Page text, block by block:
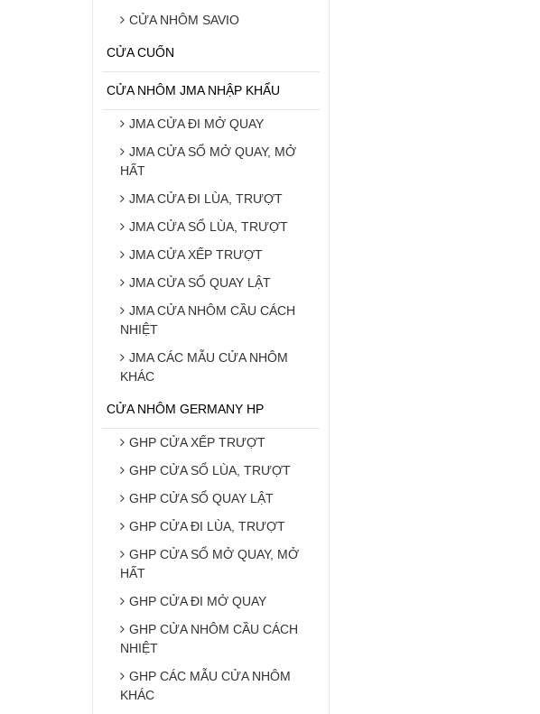
CỬA NHÔM SAVIO
CỬA CUỐN
CỬA NHÔM JMA NHẬP KHẨU
JMA CỬA ĐI MỞ QUAY
JMA CỬA SỔ MỞ QUAY, MỞ
HẤT
JMA CỬA ĐI LÙA, TRƯỢT
JMA CỬA SỔ LÙA, TRƯỢT
JMA CỬA XẾP TRƯỢT
JMA CỬA SỔ QUAY LẬT
JMA CỬA NHÔM CẦU CÁCH
NHIỆT
JMA CÁC MẪU CỬA NHÔM
KHÁC
CỬA NHÔM GERMANY HP
GHP CỬA XẾP TRƯỢT
GHP CỬA SỔ LÙA, TRƯỢT
GHP CỬA SỔ QUAY LẬT
GHP CỬA ĐI LÙA, TRƯỢT
GHP CỬA SỔ MỞ QUAY, MỞ
HẤT
GHP CỬA ĐI MỞ QUAY
GHP CỬA NHÔM CẦU CÁCH
NHIỆT
GHP CÁC MẪU CỬA NHÔM
KHÁC